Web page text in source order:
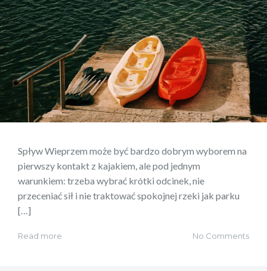
Spływ Wieprzem może być bardzo dobrym wyborem na
pierwszy kontakt z kajakiem, ale pod jednym
warunkiem: trzeba wybrać krótki odcinek, nie
przeceniać sił i nie traktować spokojnej rzeki jak parku
[…]
Read more No Comments